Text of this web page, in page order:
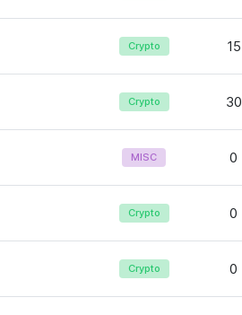
Crypto 15
Crypto 30
MISC 0
Crypto 0
Crypto 0